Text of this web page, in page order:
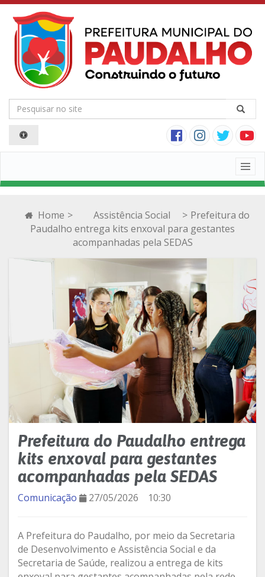
Home > Assistência Social > Prefeitura do
Paudalho entrega kits enxoval para gestantes
acompanhadas pela SEDAS
Prefeitura do Paudalho entrega
kits enxoval para gestantes
acompanhadas pela SEDAS
Comunicação 27/05/2026 10:30
A Prefeitura do Paudalho, por meio da Secretaria
de Desenvolvimento e Assistência Social e da
Secretaria de Saúde, realizou a entrega de kits